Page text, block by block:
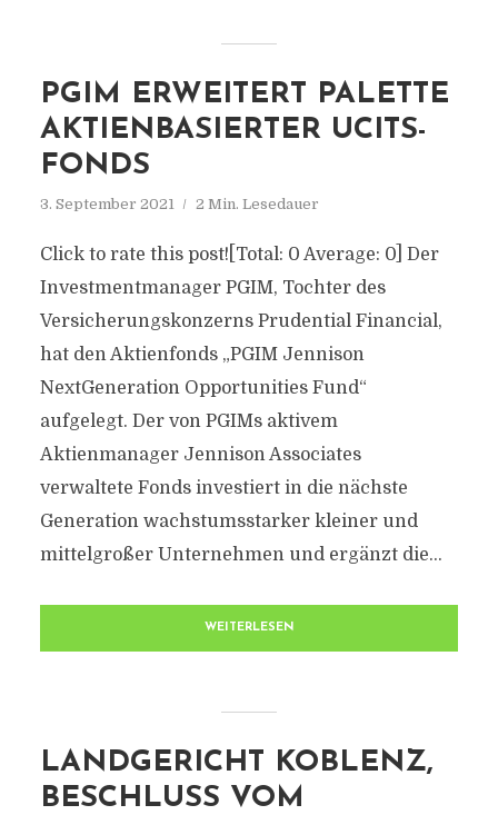
PGIM ERWEITERT PALETTE
AKTIENBASIERTER UCITS-
FONDS
3. September 2021 2 Min. Lesedauer
Click to rate this post![Total: 0 Average: 0] Der
Investmentmanager PGIM, Tochter des
Versicherungskonzerns Prudential Financial,
hat den Aktienfonds „PGIM Jennison
NextGeneration Opportunities Fund“
aufgelegt. Der von PGIMs aktivem
Aktienmanager Jennison Associates
verwaltete Fonds investiert in die nächste
Generation wachstumsstarker kleiner und
mittelgroßer Unternehmen und ergänzt die...
WEITERLESEN
LANDGERICHT KOBLENZ,
BESCHLUSS VOM